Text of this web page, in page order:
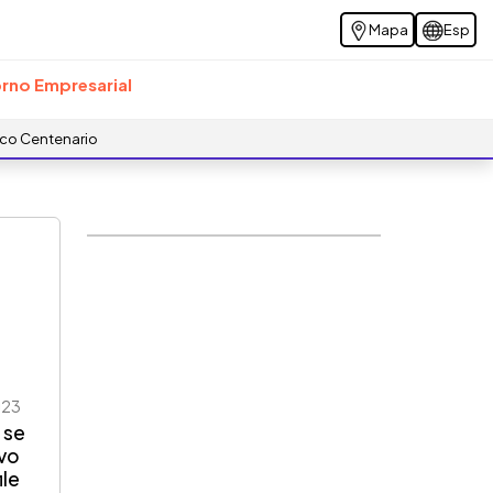
Mapa Esp
Empresarial
Centenario